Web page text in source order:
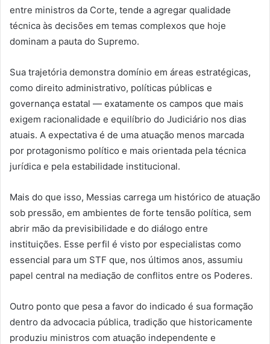
entre ministros da Corte, tende a agregar qualidade
técnica às decisões em temas complexos que hoje
dominam a pauta do Supremo.
Sua trajetória demonstra domínio em áreas estratégicas,
como direito administrativo, políticas públicas e
governança estatal — exatamente os campos que mais
exigem racionalidade e equilíbrio do Judiciário nos dias
atuais. A expectativa é de uma atuação menos marcada
por protagonismo político e mais orientada pela técnica
jurídica e pela estabilidade institucional.
Mais do que isso, Messias carrega um histórico de atuação
sob pressão, em ambientes de forte tensão política, sem
abrir mão da previsibilidade e do diálogo entre
instituições. Esse perfil é visto por especialistas como
essencial para um STF que, nos últimos anos, assumiu
papel central na mediação de conflitos entre os Poderes.
Outro ponto que pesa a favor do indicado é sua formação
dentro da advocacia pública, tradição que historicamente
produziu ministros com atuação independente e